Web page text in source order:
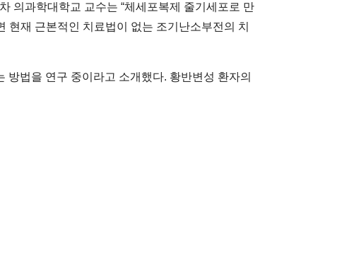
의과학대학교 교수는 “체세포복제 줄기세포로 만
현재 근본적인 치료법이 없는 조기난소부전의 치
법을 연구 중이라고 소개했다. 황반변성 환자의